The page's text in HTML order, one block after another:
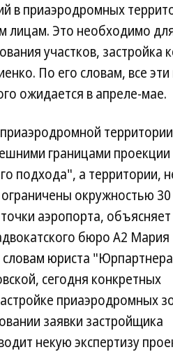
в приаэродромных
лицам. Это необходимо
участков,
По его словам, все
ожидается в апреле-мае.
территории
границами проекции
подхода", а территории,
окружностью
аэропорта, объясняет
бюро А2 Мария
юриста
сегодня конкретных
приаэродромных
заявки застройщика
некую экспертизу